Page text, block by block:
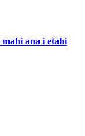
ana i etahi